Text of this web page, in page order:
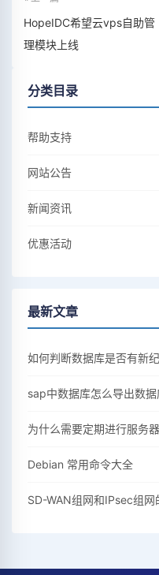
HopeIDC希望云vps自助管
理模块上线
分类目录
帮助支持
网站公告
新闻资讯
优惠活动
最新文章
如何判断数据库是否有新
sap中数据库怎么导出数据
为什么需要定期进行服务器
Debian 常用命令大全
SD-WAN组网和IPsec组网